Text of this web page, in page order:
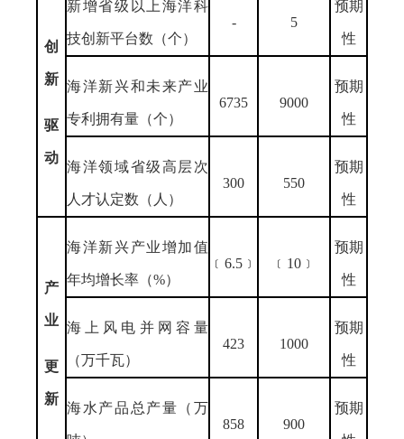
创
新
驱
动
新增省级以上海洋科
技创新平台数（个）
- 5
预期
性
海洋新兴和未来产业
专利拥有量（个）
6735 9000
预期
性
海洋领域省级高层次
人才认定数（人）
300 550
预期
性
产
业
更
新
海洋新兴产业增加值
年均增长率（%）
﹝6.5﹞ ﹝10﹞
预期
性
海上风电并网容量
（万千瓦）
423 1000
预期
性
海水产品总产量（万
858 900
预期